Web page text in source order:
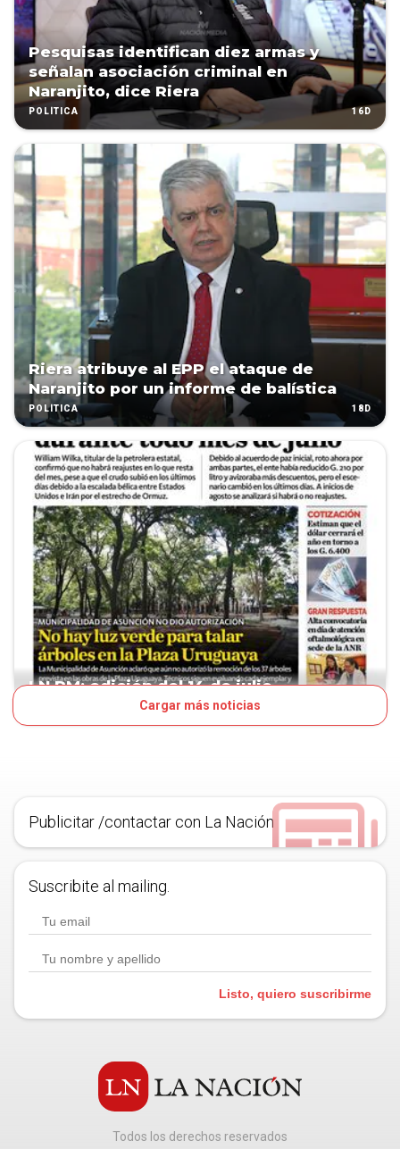
Pesquisas identifican diez armas y
señalan asociación criminal en
Naranjito, dice Riera
POLÍTICA 16D
Riera atribuye al EPP el ataque de
Naranjito por un informe de balística
POLÍTICA 18D
LN PM: edición del 14 de julio
Cargar más noticias
Publicitar /contactar con La Nación
Suscribite al mailing.
Listo, quiero suscribirme
Todos los derechos reservados